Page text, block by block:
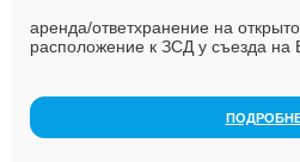
аренда/ответхранение на
расположение к ЗСД у съезда на